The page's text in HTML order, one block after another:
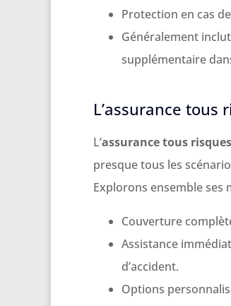
Protection en cas
Généralement
supplémentaire
L’assurance tous
L’assurance tous risques
presque tous les
Explorons ensemble ses
Couverture
Assistance
d’accident.
Options